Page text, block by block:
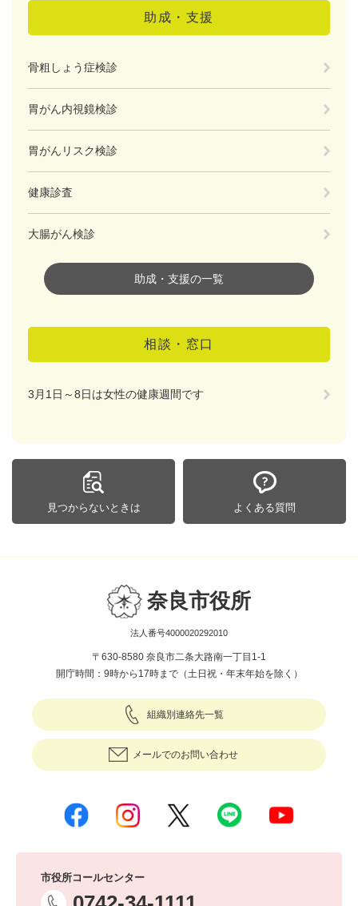
助成・支援
骨粗しょう症検診
胃がん内視鏡検診
胃がんリスク検診
健康診査
大腸がん検診
助成・支援の一覧
相談・窓口
3月1日～8日は女性の健康週間です
見つからないときは よくある質問
奈良市役所
法人番号4000020292010
〒630-8580 奈良市二条大路南一丁目1-1
開庁時間：9時から17時まで（土日祝・年末年始を除く）
組織別連絡先一覧
メールでのお問い合わせ
市役所コールセンター